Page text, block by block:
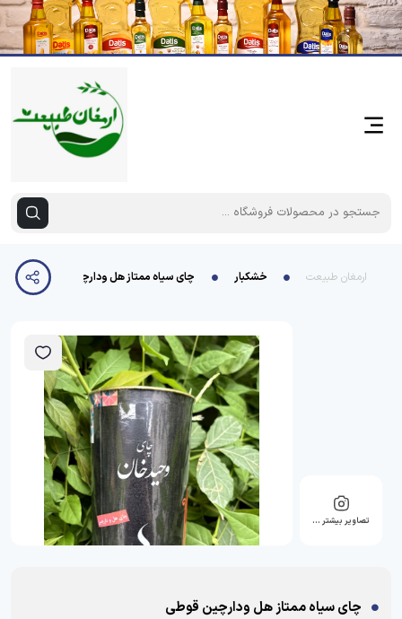
ارمغان طبیعت خشکبار چای سیاه ممتاز هل ودارچین قوطی
تصاویر بیشتر …
چای سیاه ممتاز هل ودارچین قوطی